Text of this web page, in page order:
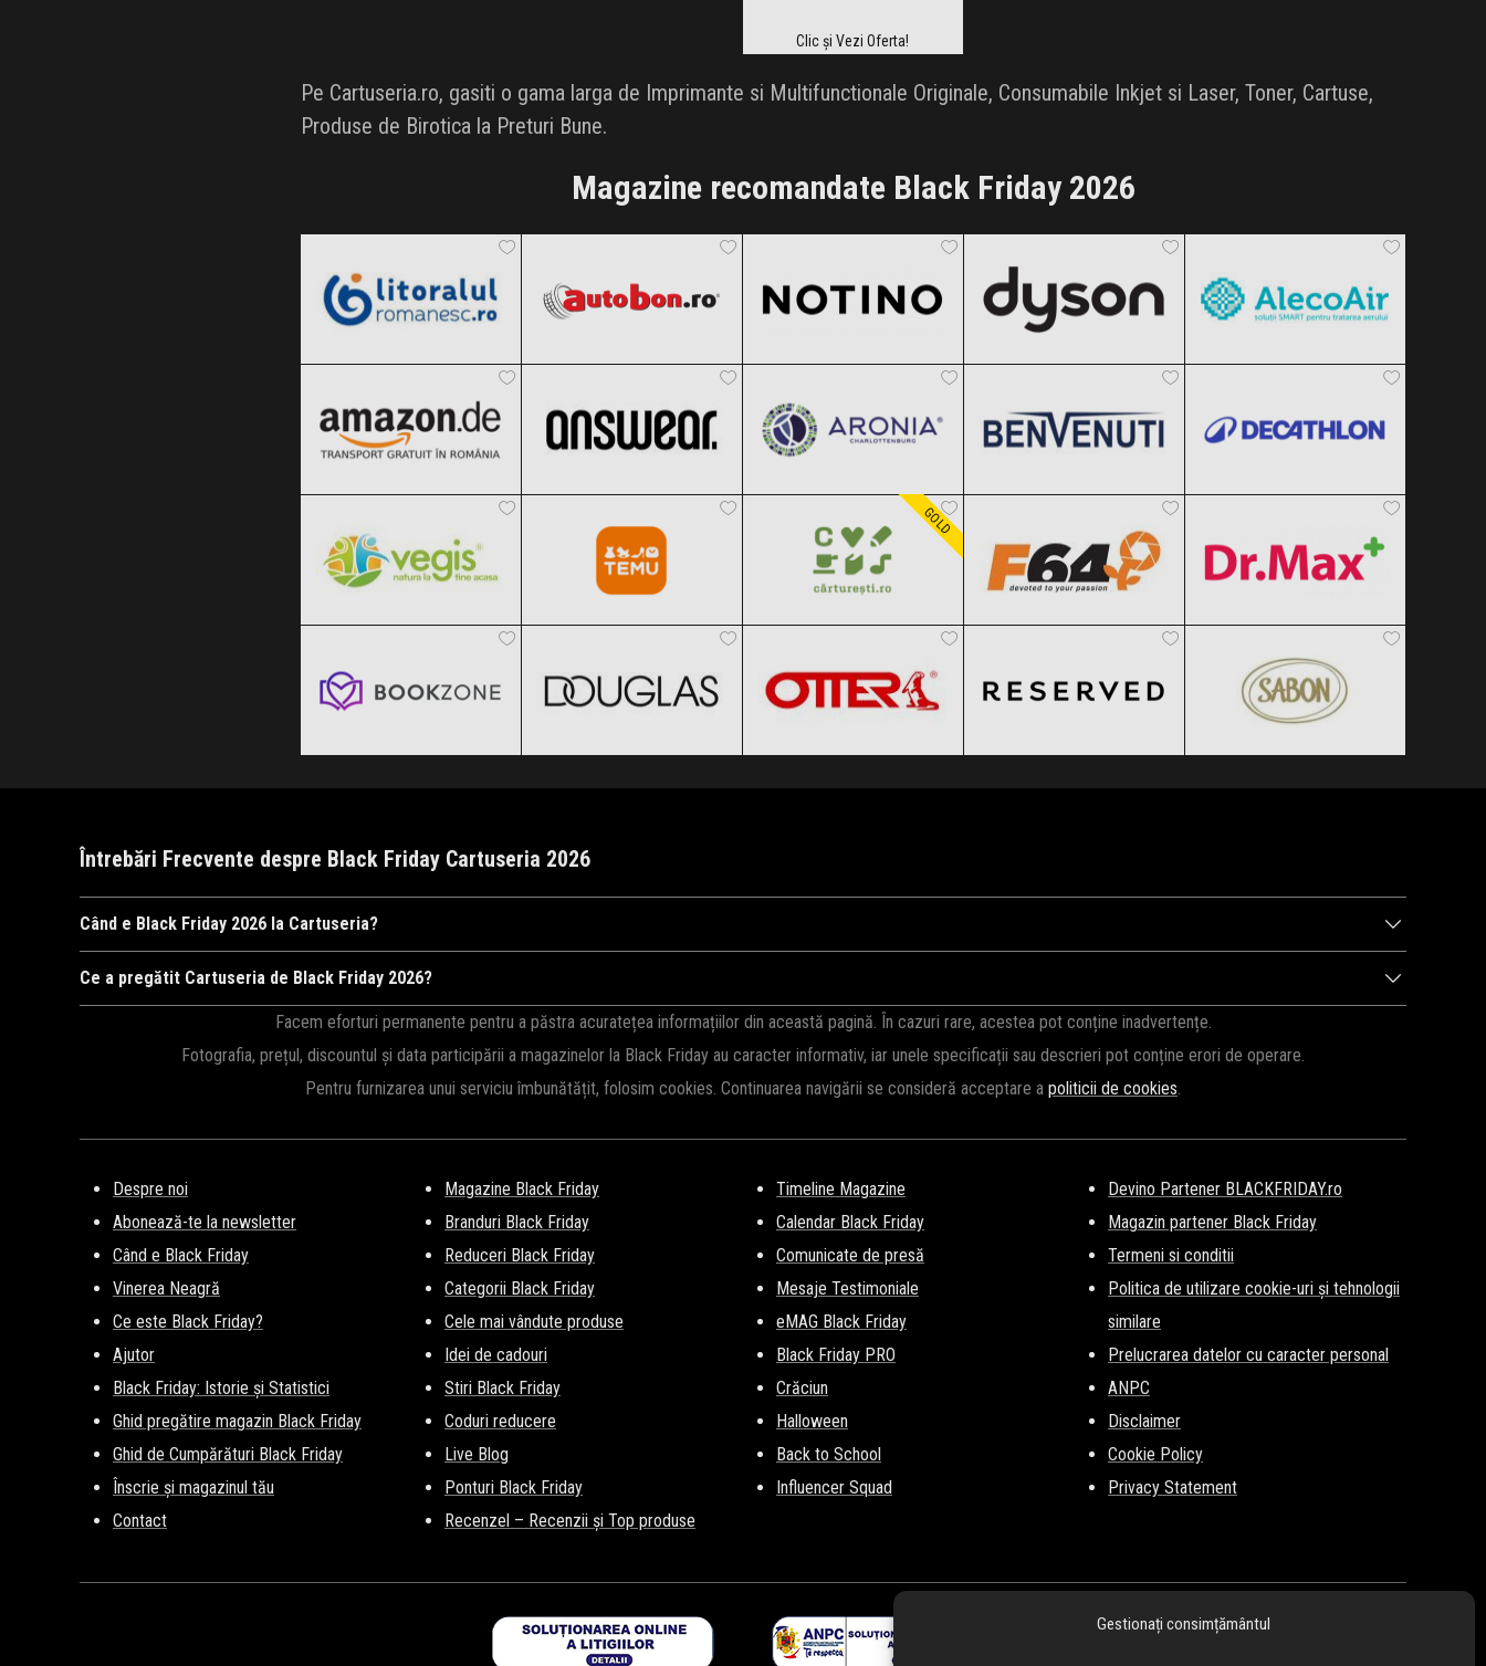
Gestionați consimțământul
Clic și Vezi Oferta!
Pe Cartuseria.ro, gasiti o gama larga de Imprimante si Multifunctionale Originale, Consumabile Inkjet si Laser, Toner, Cartuse,
Produse de Birotica la Preturi Bune.
Magazine recomandate Black Friday 2026
Clic și Vezi Ofertele! Clic și Vezi Ofertele! Clic și Vezi Ofertele! Clic și Vezi Ofertele! Clic și Vezi Ofertele!
Clic și Vezi Ofertele! Clic și Vezi Ofertele! Clic și Vezi Ofertele! Clic și Vezi Ofertele! Clic și Vezi Ofertele!
Clic și Vezi Ofertele! Clic și Vezi Ofertele!
Black Friday 2026
Clic și Vezi Ofertele!
GOLD
Clic și Vezi Ofertele! Clic și Vezi Ofertele!
Clic și Vezi Ofertele! Clic și Vezi Ofertele! Clic și Vezi Ofertele! Clic și Vezi Ofertele! Clic și Vezi Ofertele!
Întrebări Frecvente despre Black Friday Cartuseria 2026
Când e Black Friday 2026 la Cartuseria?
Cartuseria va organiza Black Friday 2026, probabil în perioada 6 noiembrie 2026, ora 00:00 și 8 noiembrie 2026, ora 23:59. Fii pe fază pentru a fi la curent cu noutățile!
newsletter!
Ce a pregătit Cartuseria de Black Friday 2026?
ne surprinde cu cele mai mari reduceri din an la mii de produse.Vezi Aici o parte din produsele vedetă. Fiți pe fază, vă vom ține la curent cu surprizele Cartuseria de
Black Friday 2026.
Facem eforturi permanente pentru a păstra acuratețea informațiilor din această pagină. În cazuri rare, acestea pot conține inadvertențe.
Fotografia, prețul, discountul și data participării a magazinelor la Black Friday au caracter informativ, iar unele specificații sau descrieri pot conține erori de operare.
Pentru furnizarea unui serviciu îmbunătățit, folosim cookies. Continuarea navigării se consideră acceptare a politicii de cookies.
Despre noi
Abonează-te la newsletter
Când e Black Friday
Vinerea Neagră
Ce este Black Friday?
Ajutor
Black Friday: Istorie și Statistici
Ghid pregătire magazin Black Friday
Ghid de Cumpărături Black Friday
Înscrie și magazinul tău
Contact
Magazine Black Friday
Branduri Black Friday
Reduceri Black Friday
Categorii Black Friday
Cele mai vândute produse
Idei de cadouri
Stiri Black Friday
Coduri reducere
Live Blog
Ponturi Black Friday
Recenzel – Recenzii și Top produse
Timeline Magazine
Calendar Black Friday
Comunicate de presă
Mesaje Testimoniale
eMAG Black Friday
Black Friday PRO
Crăciun
Halloween
Back to School
Influencer Squad
Devino Partener BLACKFRIDAY.ro
Magazin partener Black Friday
Termeni si conditii
Politica de utilizare cookie-uri și tehnologii
similare
Prelucrarea datelor cu caracter personal
ANPC
Disclaimer
Cookie Policy
Privacy Statement